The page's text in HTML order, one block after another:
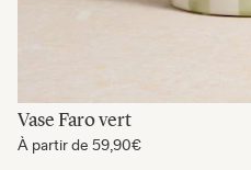
Vase Faro vert
À partir de 59,90€